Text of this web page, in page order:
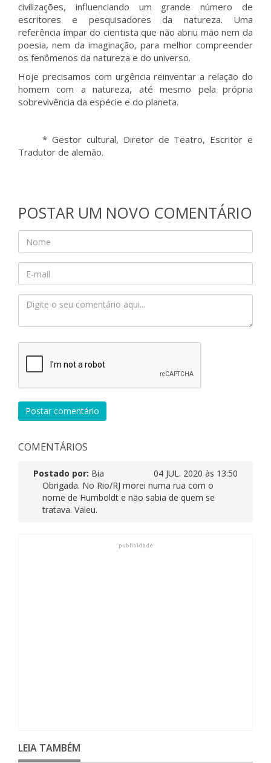
civilizações, influenciando um grande número de
escritores e pesquisadores da natureza. Uma
referência ímpar do cientista que não abriu mão nem da
poesia, nem da imaginação, para melhor compreender
os fenômenos da natureza e do universo.
Hoje precisamos com urgência reinventar a relação do
homem com a natureza, até mesmo pela própria
sobrevivência da espécie e do planeta.
* Gestor cultural, Diretor de Teatro, Escritor e
Tradutor de alemão.
POSTAR UM NOVO COMENTÁRIO
Postar comentário
COMENTÁRIOS
Postado por: Bia
04 JUL. 2020 às 13:50
Obrigada. No Rio/RJ morei numa rua com o
nome de Humboldt e não sabia de quem se
tratava. Valeu.
LEIA TAMBÉM